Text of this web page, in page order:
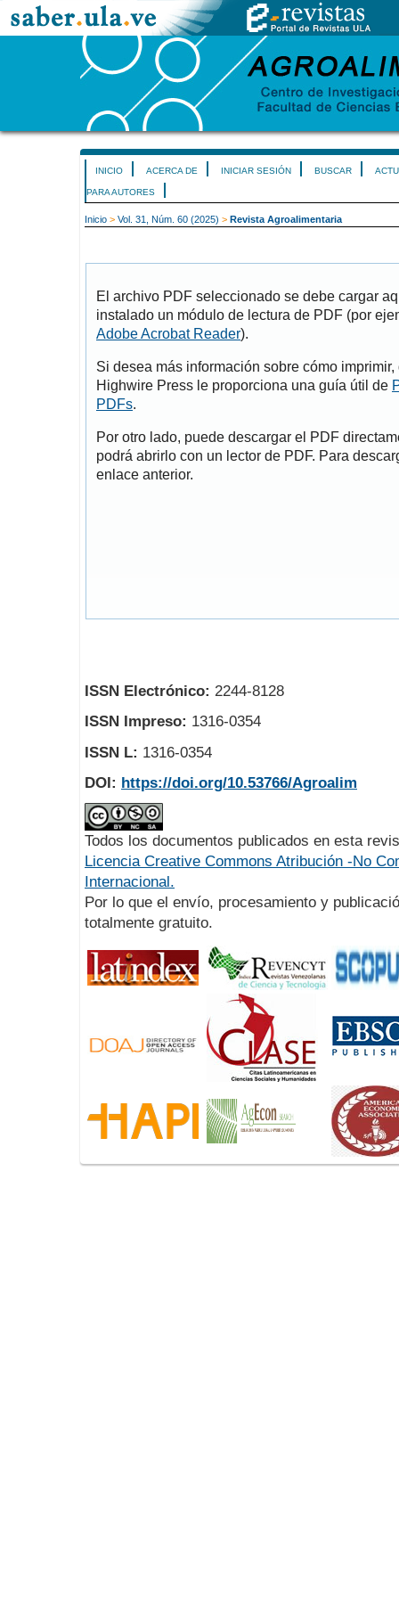
INICIO ACERCA DE INICIAR SESIÓN BUSCAR
PARA AUTORES
Inicio > Vol. 31, Núm. 60 (2025) > Revista Agroalimentaria
El archivo PDF seleccionado se debe cargar
instalado un módulo de lectura de PDF (por
Adobe Acrobat Reader).
Si desea más información sobre cómo
Highwire Press le proporciona una guía útil de
PDFs.
Por otro lado, puede descargar el PDF
podrá abrirlo con un lector de PDF. Para
enlace anterior.
ISSN Electrónico: 2244-8128
ISSN Impreso: 1316-0354
ISSN L: 1316-0354
DOI: https://doi.org/10.53766/Agroalim
Todos los documentos publicados en esta
Licencia Creative Commons Atribución -No
Internacional.
Por lo que el envío, procesamiento y
totalmente gratuito.